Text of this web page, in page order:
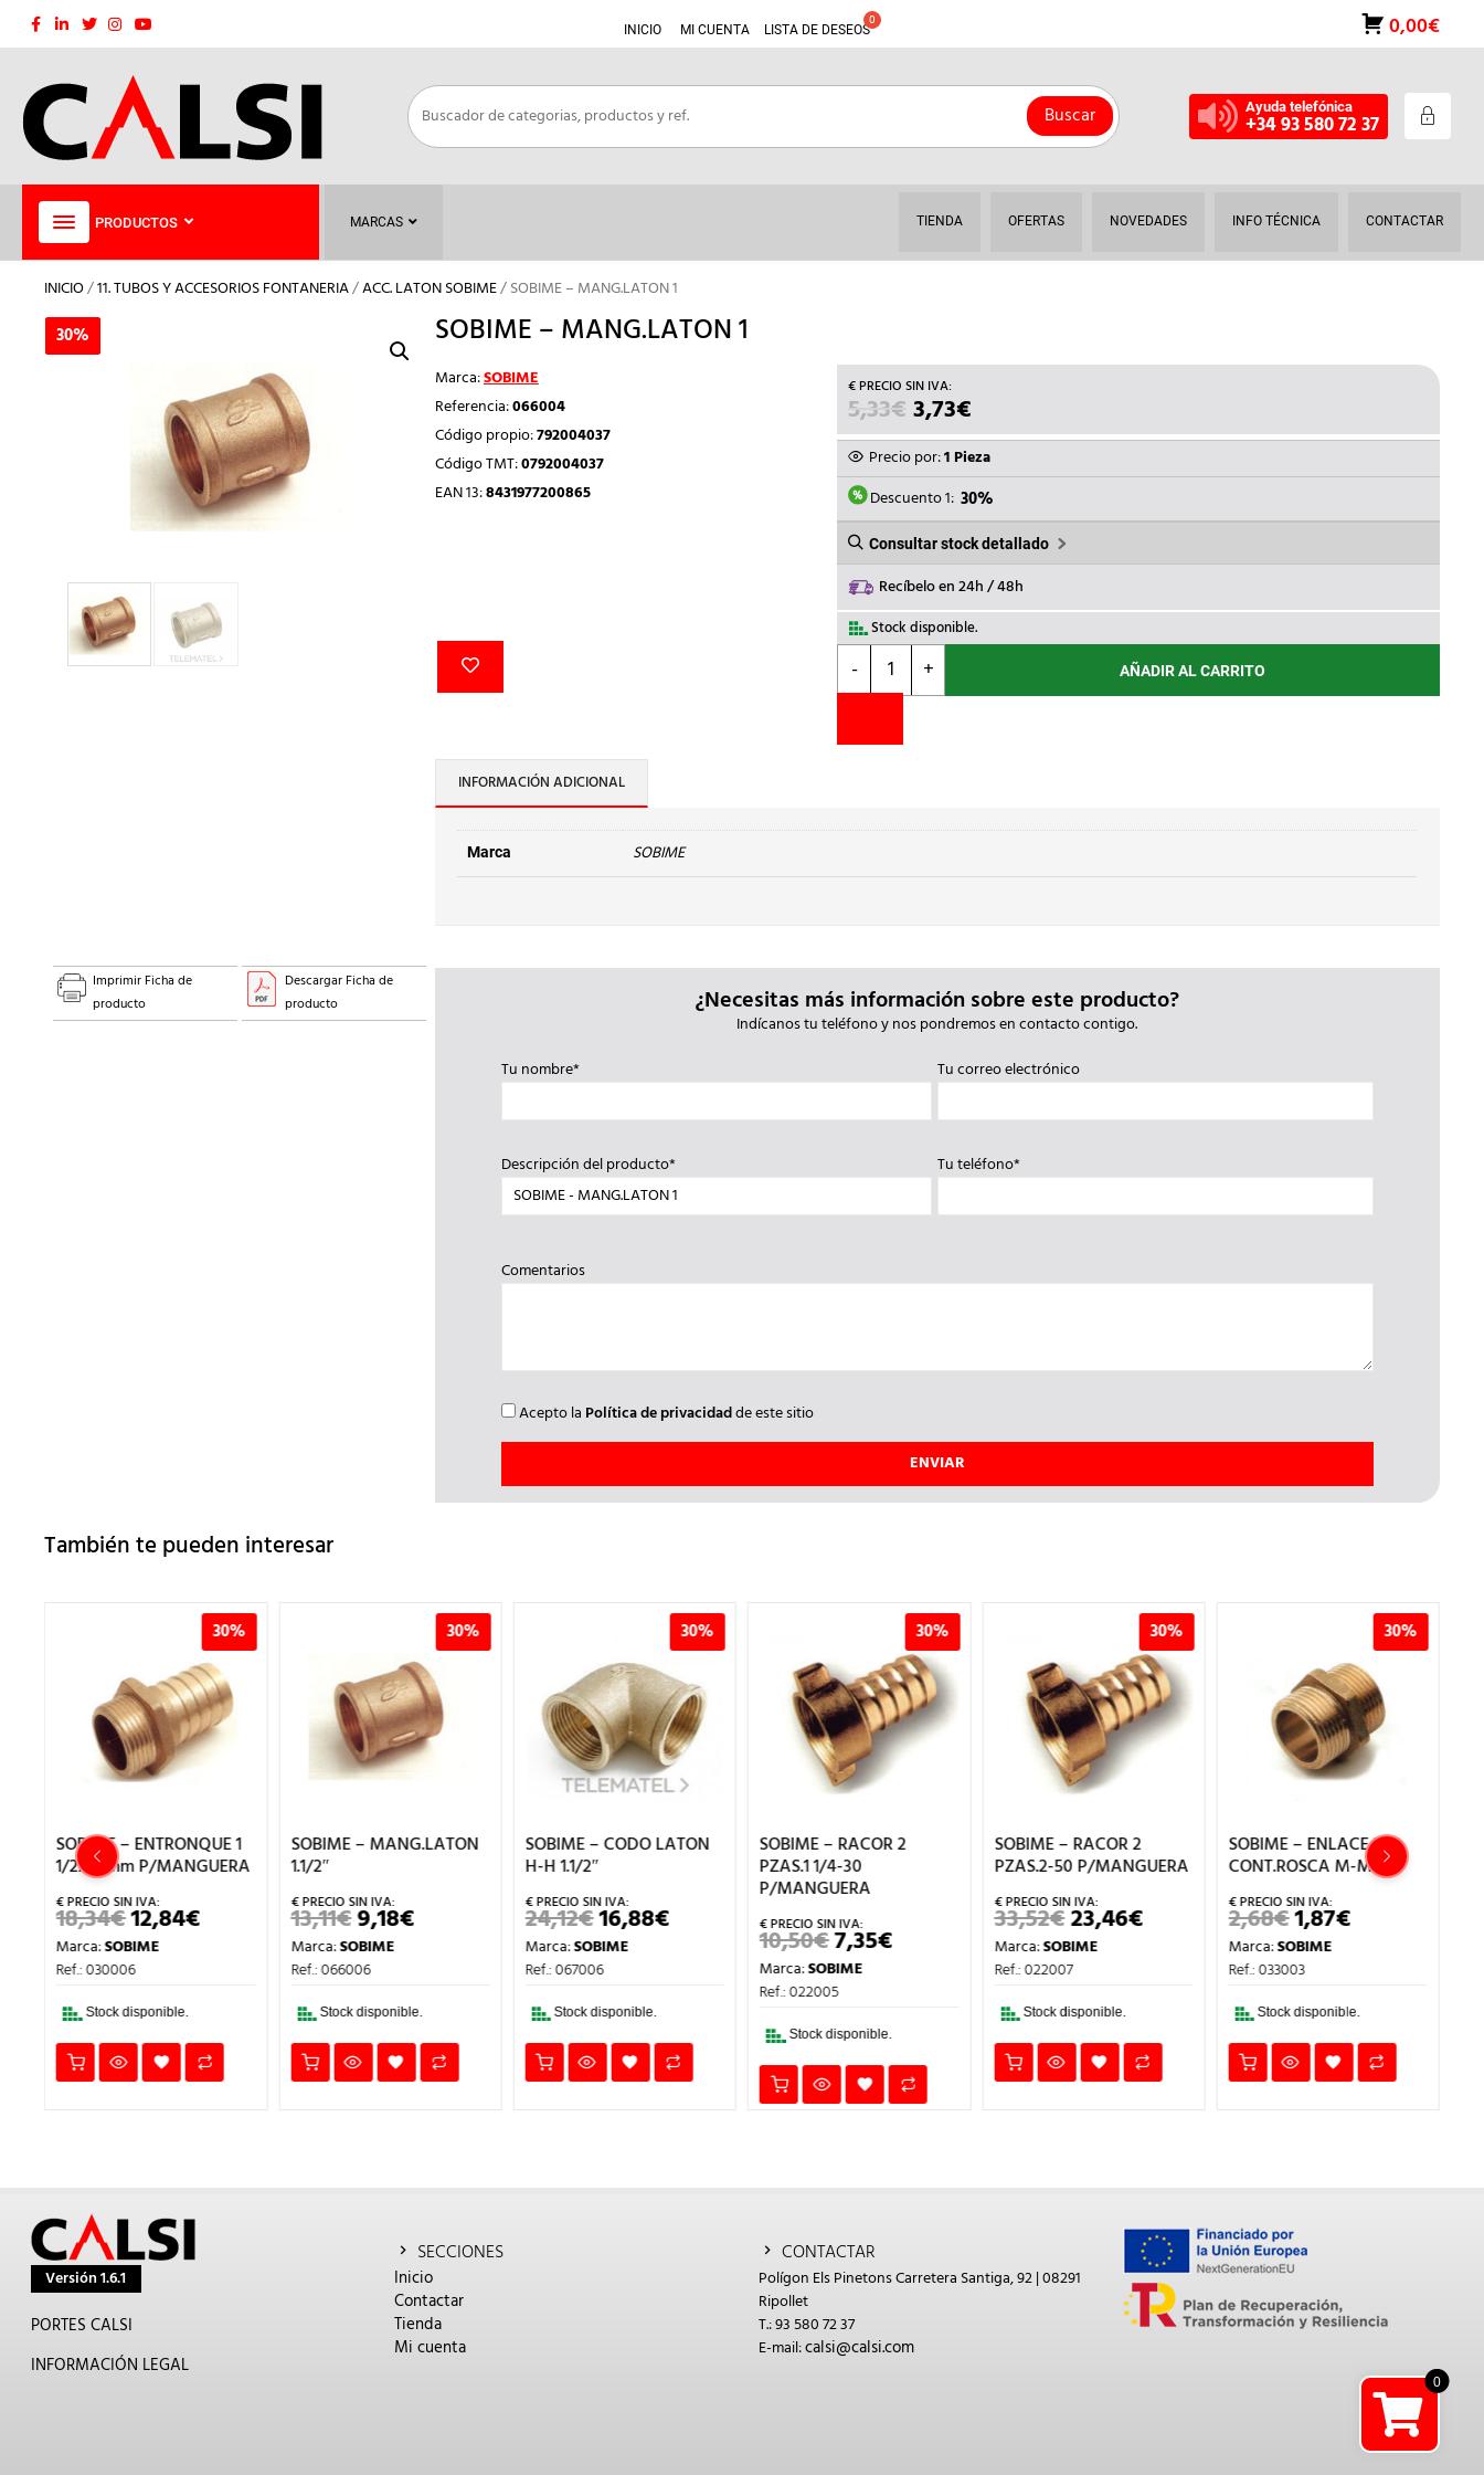
Saltar
INICIO MI CUENTA LISTA DE DESEOS 0,00€
Buscar Ayuda telefónica
+34 93 580 72 37
PRODUCTOS MARCAS TIENDA OFERTAS NOVEDADES INFO TÉCNICA CONTACTAR
INICIO/11. TUBOS Y ACCESORIOS FONTANERIA/ACC. LATON SOBIME/ SOBIME – MANG.LATON 1
30% SOBIME – MANG.LATON 1
Marca:SOBIME
Referencia:066004
Código propio:792004037
Código TMT:0792004037
EAN 13:8431977200865
5,33€ EL
PRECIO
ORIGINAL
ERA:
5,33€.
3,73€EL
PRECIO
ACTUAL
ES:
3,73€.
Precio por:1 Pieza
Descuento 1: 30%
Consultar stock detallado
Recíbelo en 24h / 48h
Stock disponible.
-
SOBIME
MANG.LATON
cantidad
+ AÑADIR AL CARRITO
INFORMACIÓN ADICIONAL
Marca SOBIME
30%
Imprimir Ficha de
producto
Descargar Ficha de
producto
¿Necesitas más información sobre este producto?
Indícanos tu teléfono y nos pondremos en contacto contigo.
Tu nombre*
Tu correo electrónico
Descripción del producto* Tu teléfono*
Comentarios
Acepto la Política de privacidadde este sitio
También te pueden interesar
30%
SOBIME – ENTRONQUE 1
1/2x45mm P/MANGUERA
18,34€EL
PRECIO
ORIGINAL
ERA:
12,84€EL
PRECIO
Marca:SOBIME
Ref.: 030006
Stock disponible.
30%
SOBIME – MANG.LATON
1.1/2″
13,11€EL
PRECIO
ORIGINAL
ERA:
9,18€EL
PRECIO
Marca:SOBIME
Ref.: 066006
Stock disponible.
30%
SOBIME – CODO LATON
H-H 1.1/2″
24,12€EL
PRECIO
ORIGINAL
ERA:
16,88€EL
PRECIO
Marca:SOBIME
Ref.: 067006
Stock disponible.
30%
SOBIME – RACOR 2
PZAS.1 1/4-30
P/MANGUERA
10,50€EL
PRECIO
ORIGINAL
ERA:
7,35€EL
PRECIO
Marca:SOBIME
Ref.: 022005
Stock disponible.
30%
SOBIME – RACOR 2
PZAS.2-50 P/MANGUERA
33,52€EL
PRECIO
ORIGINAL
ERA:
23,46€EL
PRECIO
Marca:SOBIME
Ref.: 022007
Stock disponible.
30%
SOBIME – ENLACE LT
CONT.ROSCA M-M 3/4
2,68€EL
PRECIO
ORIGINAL
ERA:
1,87€EL
PRECIO
Marca:SOBIME
Ref.: 033003
Stock disponible.
Versión 1.6.1
PORTES CALSI
INFORMACIÓN LEGAL
SECCIONES
Inicio
Contactar
Tienda
Mi cuenta
CONTACTAR
Polígon Els Pinetons Carretera Santiga, 92 | 08291
Ripollet
T.: 93 580 72 37
E-mail:calsi@calsi.com
0